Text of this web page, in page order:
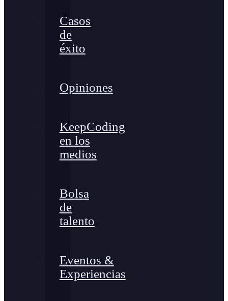
Casos
de
éxito
Opiniones
KeepCoding
en los
medios
Bolsa
de
talento
Eventos &
Experiencias